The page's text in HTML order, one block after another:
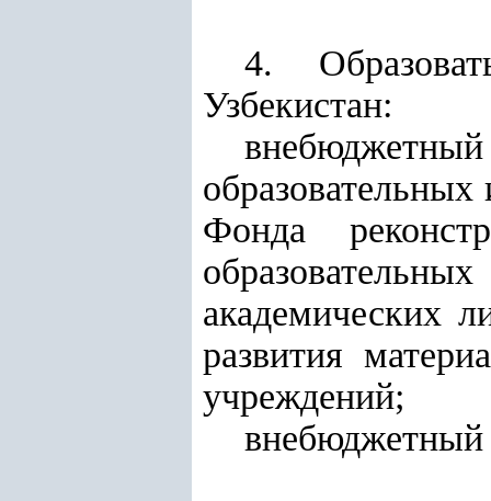
4.
Узбекистан:
Фонда
академических
развития
учреждений;
внебюджетный